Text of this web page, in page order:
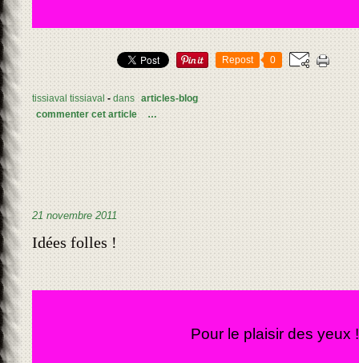
Repost 0
tissiaval tissiaval - dans articles-blog
commenter cet article
…
21 novembre 2011
Idées folles !
Pour le plaisir des yeux !